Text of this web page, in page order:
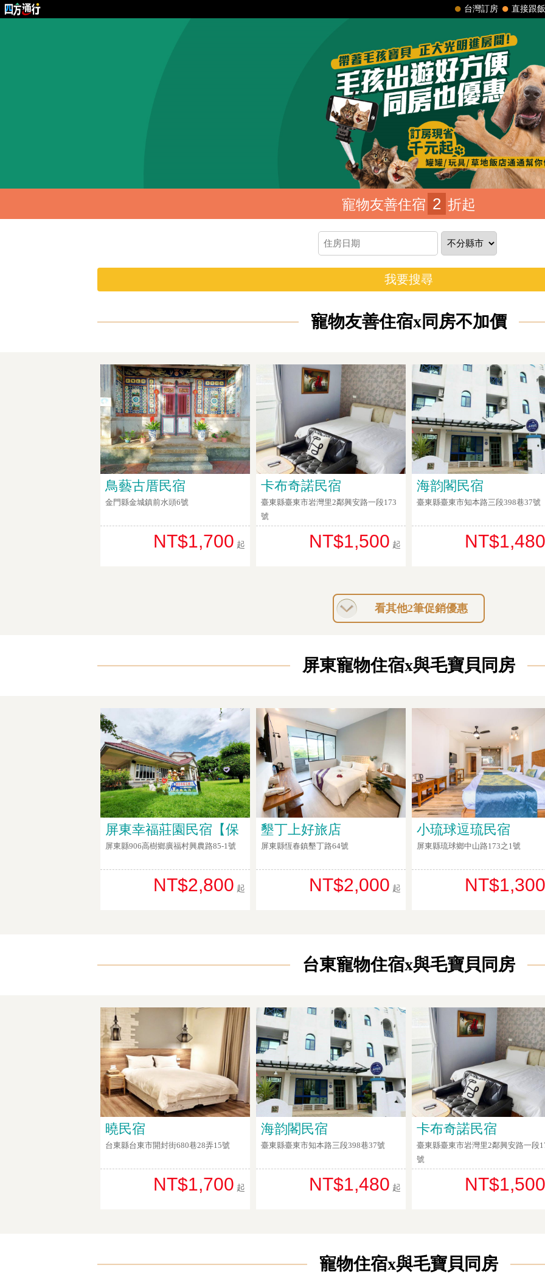
直接跟
台灣訂房
寵物友善住宿 2 折起
我要搜尋
寵物友善住宿x同房不加價
鳥藝古厝民宿
金門縣金城鎮前水頭6號
NT$1,700 起
卡布奇諾民宿
臺東縣臺東市岩灣里2鄰興安路一段173
號
NT$1,500 起
海韵閣民宿
臺東縣臺東市知本路三段398巷37號
NT$1,480
看其他2筆促銷優惠
屏東寵物住宿x與毛寶貝同房
屏東幸福莊園民宿【保
屏東縣906高樹鄉廣福村興農路85-1號
NT$2,800 起
墾丁上好旅店
屏東縣恆春鎮墾丁路64號
NT$2,000 起
小琉球逗琉民宿
屏東縣琉球鄉中山路173之1號
NT$1,300
台東寵物住宿x與毛寶貝同房
曉民宿
台東縣台東市開封街680巷28弄15號
NT$1,700 起
海韵閣民宿
臺東縣臺東市知本路三段398巷37號
NT$1,480 起
卡布奇諾民宿
臺東縣臺東市岩灣里2鄰興安路一段
號
NT$1,500
寵物住宿x與毛寶貝同房